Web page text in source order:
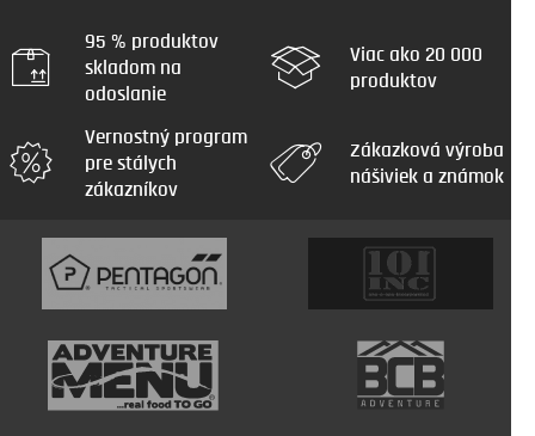
95 % produktov
skladom na
odoslanie
Viac ako 20 000
produktov
Vernostný program
pre stálych
zákazníkov
Zákazková výroba
nášiviek a známok